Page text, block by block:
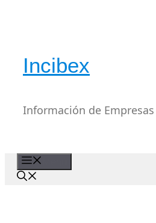
Incibex
Información de Empresas